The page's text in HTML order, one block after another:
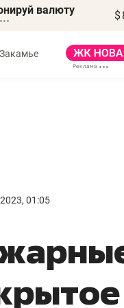
валюту $
Закамье
01:05
правил,